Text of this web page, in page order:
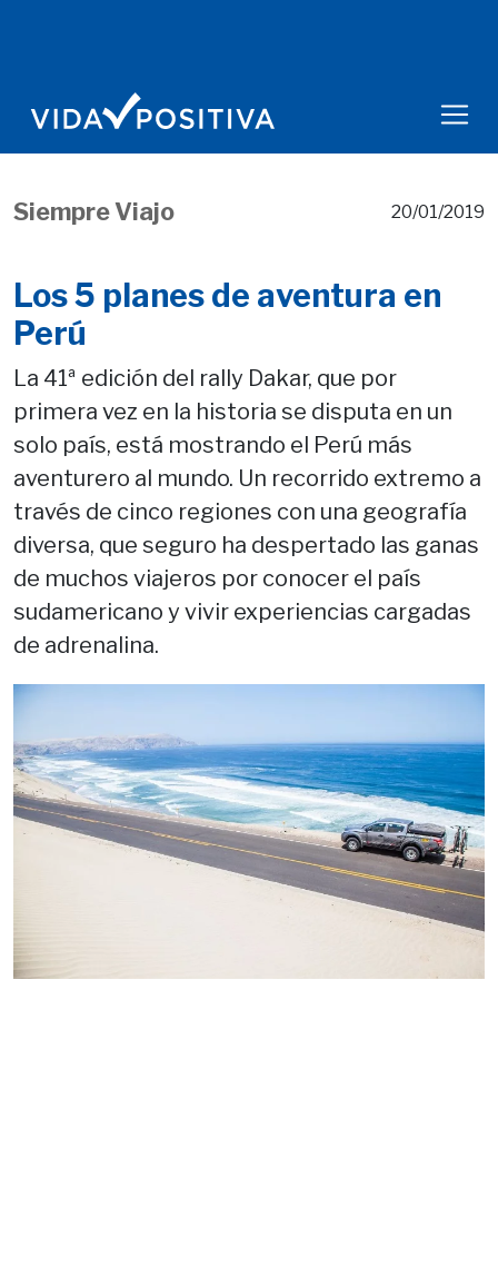
Siempre Viajo 20/01/2019
Los 5 planes de aventura en
Perú
La 41ª edición del rally Dakar, que por
primera vez en la historia se disputa en un
solo país, está mostrando el Perú más
aventurero al mundo. Un recorrido extremo a
través de cinco regiones con una geografía
diversa, que seguro ha despertado las ganas
de muchos viajeros por conocer el país
sudamericano y vivir experiencias cargadas
de adrenalina.